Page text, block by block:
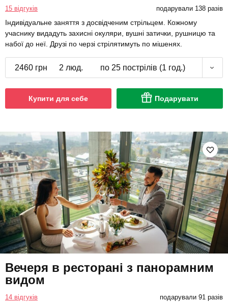
15 відгуків подарували 138 разів
Індивідуальне заняття з досвідченим стрільцем. Кожному
учаснику видадуть захисні окуляри, вушні затички, рушницю та
набої до неї. Друзі по черзі стрілятимуть по мішенях.
2460 грн 2 люд. по 25 пострілів (1 год.)
Купити для себе Подарувати
Вечеря в ресторані з панорамним
видом
14 відгуків подарували 91 разів